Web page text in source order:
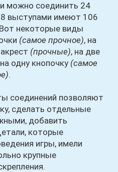
можно соединить 24
8 выступами имеют 106
некоторые виды
(самое прочное), на
(прочные), на две
одну кнопочку (самое
.
позволяют
сделать отдельные
добавить
которые
игры, имели
крупные